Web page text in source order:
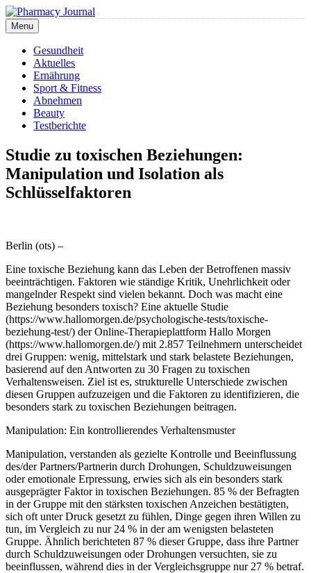
Skip
to
content
Pharmacy Journal
Menu
Gesundheit
Aktuelles
Ernährung
Sport & Fitness
Abnehmen
Beauty
Testberichte
Studie zu toxischen Beziehungen:
Manipulation und Isolation als
Schlüsselfaktoren
Berlin (ots) –
Eine toxische Beziehung kann das Leben der Betroffenen massiv
beeinträchtigen. Faktoren wie ständige Kritik, Unehrlichkeit oder
mangelnder Respekt sind vielen bekannt. Doch was macht eine
Beziehung besonders toxisch? Eine aktuelle Studie
(https://www.hallomorgen.de/psychologische-tests/toxische-
beziehung-test/) der Online-Therapieplattform Hallo Morgen
(https://www.hallomorgen.de/) mit 2.857 Teilnehmern unterscheidet
drei Gruppen: wenig, mittelstark und stark belastete Beziehungen,
basierend auf den Antworten zu 30 Fragen zu toxischen
Verhaltensweisen. Ziel ist es, strukturelle Unterschiede zwischen
diesen Gruppen aufzuzeigen und die Faktoren zu identifizieren, die
besonders stark zu toxischen Beziehungen beitragen.
Manipulation: Ein kontrollierendes Verhaltensmuster
Manipulation, verstanden als gezielte Kontrolle und Beeinflussung
des/der Partners/Partnerin durch Drohungen, Schuldzuweisungen
oder emotionale Erpressung, erwies sich als ein besonders stark
ausgeprägter Faktor in toxischen Beziehungen. 85 % der Befragten
in der Gruppe mit den stärksten toxischen Anzeichen bestätigten,
sich oft unter Druck gesetzt zu fühlen, Dinge gegen ihren Willen zu
tun, im Vergleich zu nur 24 % in der am wenigsten belasteten
Gruppe. Ähnlich berichteten 87 % dieser Gruppe, dass ihre Partner
durch Schuldzuweisungen oder Drohungen versuchten, sie zu
beeinflussen, während dies in der Vergleichsgruppe nur 27 % betraf.